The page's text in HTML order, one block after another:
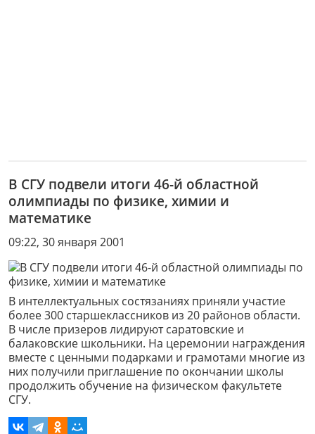
В СГУ подвели итоги 46-й областной
олимпиады по физике, химии и
математике
09:22, 30 января 2001
В интеллектуальных состязаниях приняли участие
более 300 старшеклассников из 20 районов области.
В числе призеров лидируют саратовские и
балаковские школьники. На церемонии награждения
вместе с ценными подарками и грамотами многие из
них получили приглашение по окончании школы
продолжить обучение на физическом факультете
СГУ.